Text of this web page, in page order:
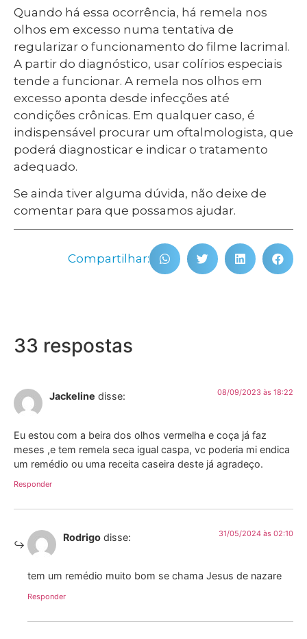
Quando há essa ocorrência, há remela nos
olhos em excesso numa tentativa de
regularizar o funcionamento do filme lacrimal.
A partir do diagnóstico, usar colírios especiais
tende a funcionar. A remela nos olhos em
excesso aponta desde infecções até
condições crônicas. Em qualquer caso, é
indispensável procurar um oftalmologista, que
poderá diagnosticar e indicar o tratamento
adequado.
Se ainda tiver alguma dúvida, não deixe de
comentar para que possamos ajudar.
Compartilhar:
33 respostas
Jackeline disse: 08/09/2023 às 18:22
Eu estou com a beira dos olhos vermelha e coça já faz
meses ,e tem remela seca igual caspa, vc poderia mi endica
um remédio ou uma receita caseira deste já agradeço.
Responder
Rodrigo disse: 31/05/2024 às 02:10
tem um remédio muito bom se chama Jesus de nazare
Responder